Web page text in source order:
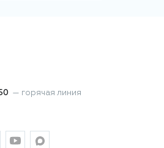
— горячая линия